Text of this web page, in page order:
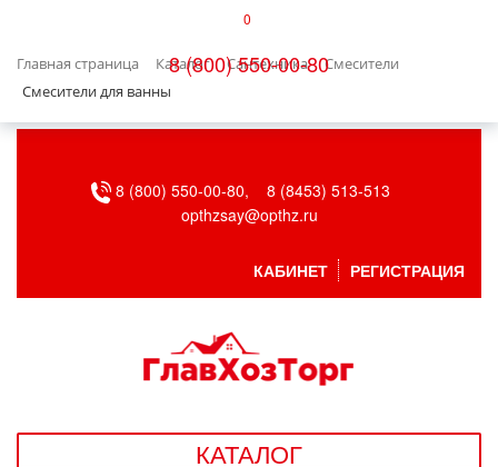
0
8 (800) 550-00-80
Главная страница Каталог Сантехника
Смесители
Смесители для ванны
БЫТОВАЯ ТЕХНИКА
ВЕНТИЛЯЦИЯ
ДАЧА, САД И ОГОРОД
8 (800) 550-00-80,
8 (8453) 513-513
opthzsay@opthz.ru
КАБИНЕТ РЕГИСТРАЦИЯ
КАТАЛОГ